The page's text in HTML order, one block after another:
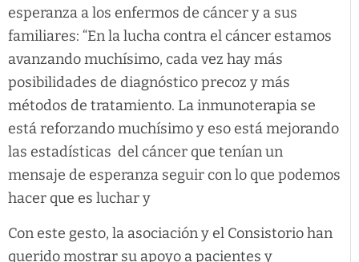
esperanza a los enfermos de cáncer y a sus
familiares: “En la lucha contra el cáncer estamos
avanzando muchísimo, cada vez hay más
posibilidades de diagnóstico precoz y más
métodos de tratamiento. La inmunoterapia se
está reforzando muchísimo y eso está mejorando
las estadísticas del cáncer que tenían un
mensaje de esperanza seguir con lo que podemos
hacer que es luchar y
Con este gesto, la asociación y el Consistorio han
querido mostrar su apoyo a pacientes y